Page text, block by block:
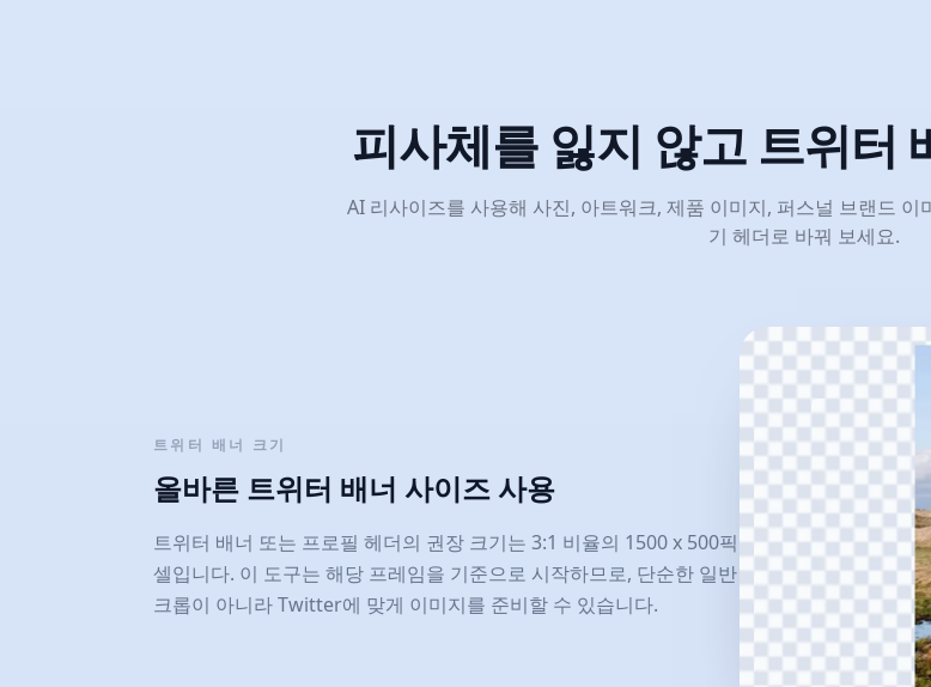
피사체를 잃지 않고 트위터
AI 리사이즈를 사용해 사진, 아트워크, 제품 이미지, 퍼스널 브랜드
기 헤더로 바꿔 보세요.
트위터 배너 크기
올바른 트위터 배너 사이즈 사용
트위터 배너 또는 프로필 헤더의 권장 크기는 3:1 비율의 1500 x 500픽
셀입니다. 이 도구는 해당 프레임을 기준으로 시작하므로, 단순한 일반
크롭이 아니라 Twitter에 맞게 이미지를 준비할 수 있습니다.